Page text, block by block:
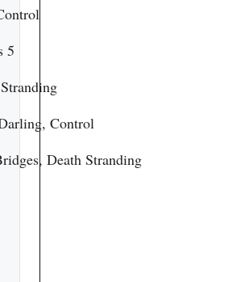
5
Control
Death Stranding